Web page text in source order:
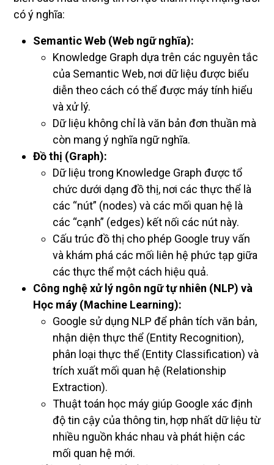
có ý nghĩa:
Semantic Web (Web ngữ nghĩa):
Knowledge Graph dựa trên các nguyên tắc
của Semantic Web, nơi dữ liệu được biểu
diễn theo cách có thể được máy tính hiểu
và xử lý.
Dữ liệu không chỉ là văn bản đơn thuần mà
còn mang ý nghĩa ngữ nghĩa.
Đồ thị (Graph):
Dữ liệu trong Knowledge Graph được tổ
chức dưới dạng đồ thị, nơi các thực thể là
các “nút” (nodes) và các mối quan hệ là
các “cạnh” (edges) kết nối các nút này.
Cấu trúc đồ thị cho phép Google truy vấn
và khám phá các mối liên hệ phức tạp giữa
các thực thể một cách hiệu quả.
Công nghệ xử lý ngôn ngữ tự nhiên (NLP) và
Học máy (Machine Learning):
Google sử dụng NLP để phân tích văn bản,
nhận diện thực thể (Entity Recognition),
phân loại thực thể (Entity Classification) và
trích xuất mối quan hệ (Relationship
Extraction).
Thuật toán học máy giúp Google xác định
độ tin cậy của thông tin, hợp nhất dữ liệu từ
nhiều nguồn khác nhau và phát hiện các
mối quan hệ mới.